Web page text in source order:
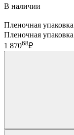
В наличии
Пленочная
Пленочная
1 87068₽